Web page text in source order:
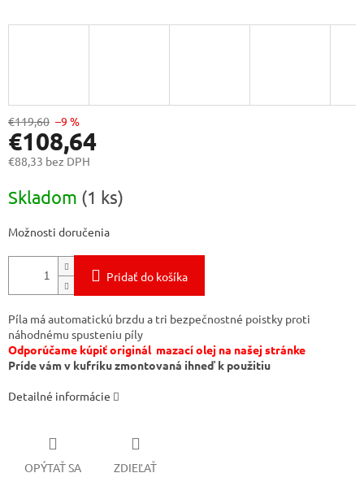
€119,60 –9 %
€108,64
€88,33 bez DPH
cena:
Skladom (1 ks)
Možnosti doručenia
Pridať do košíka
Píla má automatickú brzdu a tri bezpečnostné poistky proti
náhodnému spusteniu píly
Odporúčame kúpiť originál mazací olej na našej stránke
Príde vám v kufríku zmontovaná ihneď k použitiu
Detailné informácie
OPÝTAŤ SA ZDIEĽAŤ